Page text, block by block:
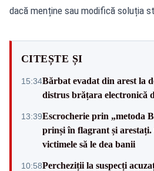
dacă menține sau modifică soluția
CITEȘTE ȘI
15:34Bărbat evadat din arest la
distrus brățara electronică
13:39Escrocherie prin „metoda
prinși în flagrant și arestați.
victimele să le dea banii
10:58Percheziții la suspecți